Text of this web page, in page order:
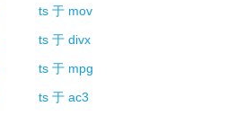
ts 于 mov
ts 于 divx
ts 于 mpg
ts 于 ac3